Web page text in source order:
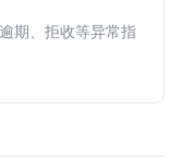
期、拒收等异常指